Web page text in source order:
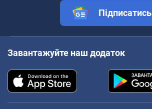
Підписатись
Завантажуйте наш додаток